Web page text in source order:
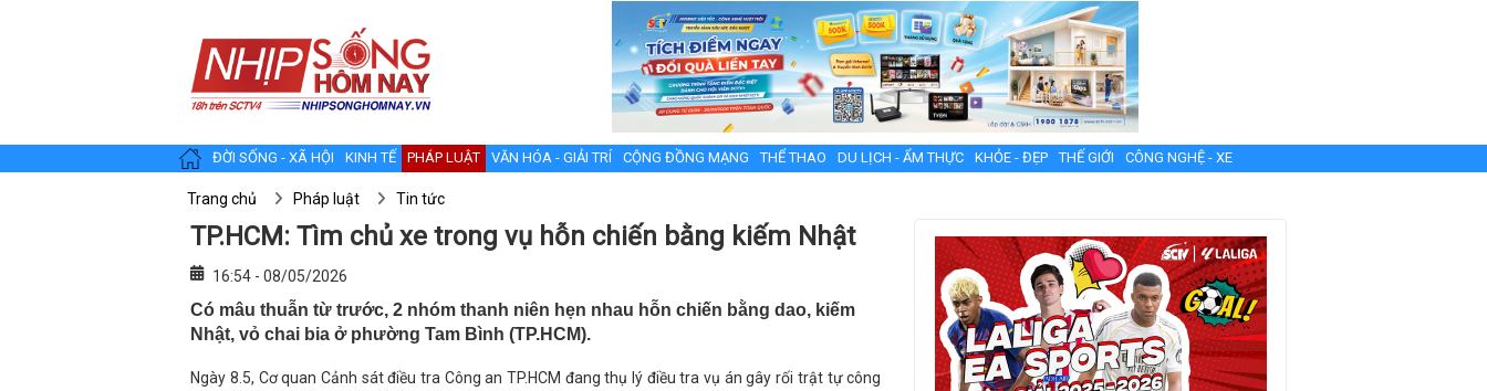
ĐỜI SỐNG - XÃ HỘI KINH TẾ PHÁP LUẬT VĂN HÓA - GIẢI TRÍ CỘNG ĐỒNG MẠNG THỂ THAO DU LỊCH - ẨM THỰC KHỎE - ĐẸP THẾ GIỚI CÔNG NGHỆ - XE
Trang chủ Pháp luật Tin tức
TP.HCM: Tìm chủ xe trong vụ hỗn chiến bằng kiếm Nhật
16:54 - 08/05/2026
Có mâu thuẫn từ trước, 2 nhóm thanh niên hẹn nhau hỗn chiến bằng dao, kiếm
Nhật, vỏ chai bia ở phường Tam Bình (TP.HCM).
Ngày 8.5, Cơ quan Cảnh sát điều tra Công an TP.HCM đang thụ lý điều tra vụ án gây rối trật tự công